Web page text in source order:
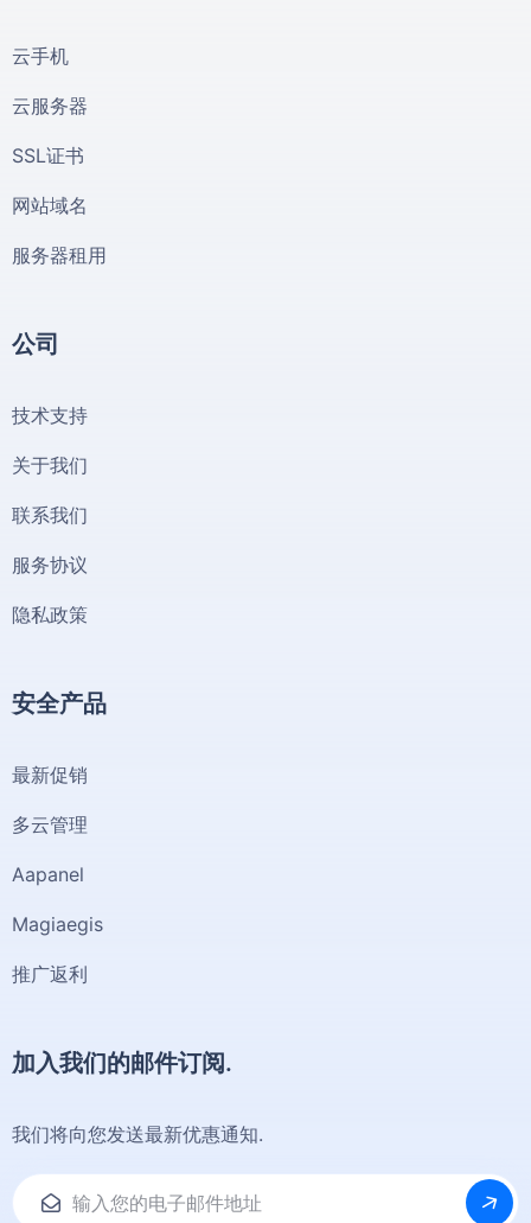
云手机
云服务器
SSL证书
网站域名
服务器租用
公司
技术支持
关于我们
联系我们
服务协议
隐私政策
安全产品
最新促销
多云管理
Aapanel
Magiaegis
推广返利
加入我们的邮件订阅.
我们将向您发送最新优惠通知.